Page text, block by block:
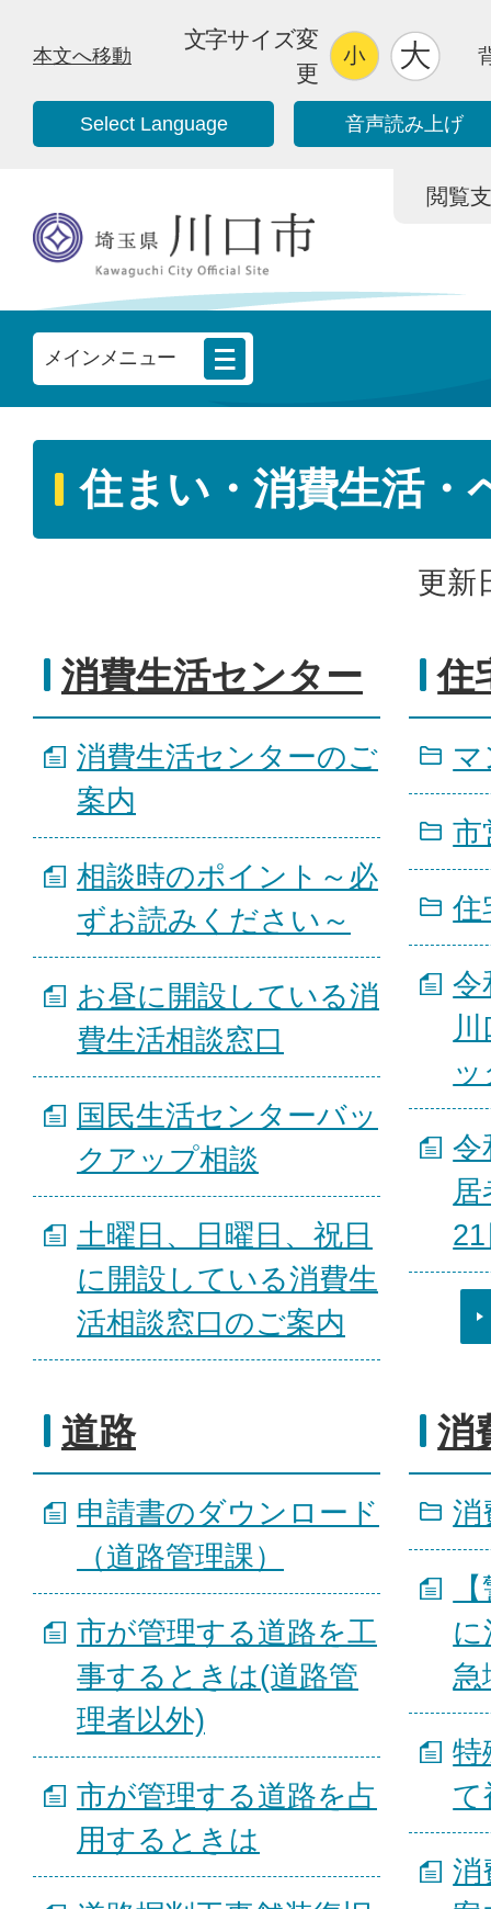
本文へ移動
文字サイズ変
更
Select Language 音声読み上げ
閲覧
メインメニュー
住まい・消費生活・
更新
消費生活センター
消費生活センターのご
案内
相談時のポイント～必
ずお読みください～
お昼に開設している消
費生活相談窓口
国民生活センターバッ
クアップ相談
土曜日、日曜日、祝日
に開設している消費生
活相談窓口のご案内
住
市
住
令
令
道路
申請書のダウンロード
（道路管理課）
市が管理する道路を工
事するときは(道路管
理者以外)
市が管理する道路を占
用するときは
消
消
に
急
特
て
消